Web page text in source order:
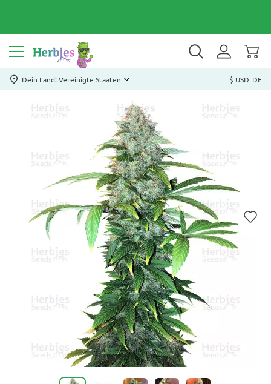
Dein Land: Vereinigte Staaten $ USD DE